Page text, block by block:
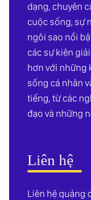
dạng, chuyên
cuộc sống, sự
ngôi sao nổi
các sự kiện
hơn với những
sống cá nhân
tiếng, từ các
đạo và những
Liên hệ
Liên hệ quảng